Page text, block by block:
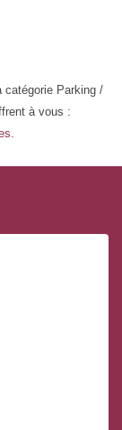
catégorie Parking /
à vous :